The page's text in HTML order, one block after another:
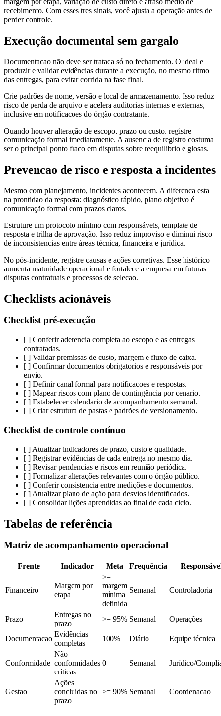
margem por etapa, variação de custo direto e atraso medio de
recebimento. Com esses tres sinais, você ajusta a operação antes de
perder controle.
Execução documental sem gargalo
Documentacao não deve ser tratada só no fechamento. O ideal e
produzir e validar evidências durante a execução, no mesmo ritmo
das entregas, para evitar corrida na fase final.
Crie padrões de nome, versão e local de armazenamento. Isso reduz
risco de perda de arquivo e acelera auditorias internas e externas,
inclusive em notificacoes do órgão contratante.
Quando houver alteração de escopo, prazo ou custo, registre
comunicação formal imediatamente. A ausencia de registro costuma
ser o principal ponto fraco em disputas sobre reequilibrio e glosas.
Prevencao de risco e resposta a incidentes
Mesmo com planejamento, incidentes acontecem. A diferenca esta
na prontidao da resposta: diagnóstico rápido, plano objetivo é
comunicação formal com prazos claros.
Estruture um protocolo mínimo com responsáveis, template de
resposta e trilha de aprovação. Isso reduz improviso e diminui risco
de inconsistencias entre áreas técnica, financeira e jurídica.
No pós-incidente, registre causas e ações corretivas. Esse histórico
aumenta maturidade operacional e fortalece a empresa em futuras
disputas contratuais e processos de selecao.
Checklists acionáveis
Checklist pré-execução
[ ] Conferir aderencia completa ao escopo e as entregas
contratadas.
[ ] Validar premissas de custo, margem e fluxo de caixa.
[ ] Confirmar documentos obrigatorios e responsáveis por
envio.
[ ] Definir canal formal para notificacoes e respostas.
[ ] Mapear riscos com plano de contingência por cenario.
[ ] Estabelecer calendario de acompanhamento semanal.
[ ] Criar estrutura de pastas e padrões de versionamento.
Checklist de controle contínuo
[ ] Atualizar indicadores de prazo, custo e qualidade.
[ ] Registrar evidências de cada entrega no mesmo dia.
[ ] Revisar pendencias e riscos em reunião periódica.
[ ] Formalizar alterações relevantes com o órgão público.
[ ] Conferir consistencia entre medições e documentos.
[ ] Atualizar plano de ação para desvios identificados.
[ ] Consolidar lições aprendidas ao final de cada ciclo.
Tabelas de referência
Matriz de acompanhamento operacional
Frente Indicador Meta Frequência
Financeiro
Margem por
etapa
>=
margem
mínima
definida
Semanal Controladoria
Prazo
Entregas no
prazo
>= 95% Semanal Operações
Documentacao
Evidências
completas
100% Diário Equipe técnica
Conformidade
Não
conformidades
críticas
0 Semanal Jurídico/
Gestao
Ações
concluidas no
prazo
>= 90% Semanal Coordenacao